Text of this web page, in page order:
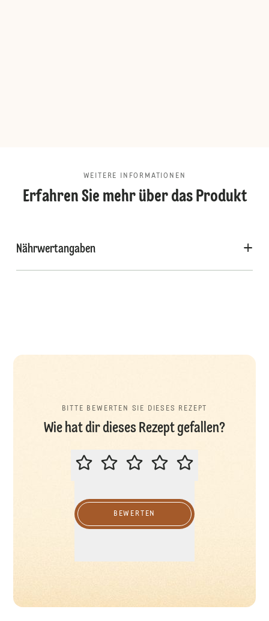
WEITERE INFORMATIONEN
Erfahren Sie mehr über das Produkt
Nährwertangaben
BITTE BEWERTEN SIE DIESES REZEPT
Wie hat dir dieses Rezept gefallen?
BITTE BEWERTEN SIE DIESES
BEWERTEN